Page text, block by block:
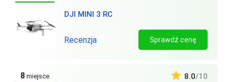
DJI MINI 3 RC
Recenzja Sprawdź cenę
8 miejsce 8.0/10